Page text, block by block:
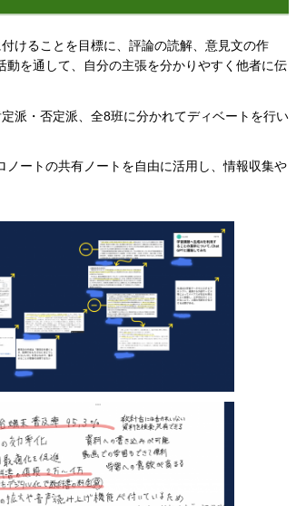
けることを目標に、評論の読解、意見文の作
を通して、自分の主張を分かりやすく他者に伝
派・否定派、全8班に分かれてディベートを行い
ートの共有ノートを自由に活用し、情報収集や